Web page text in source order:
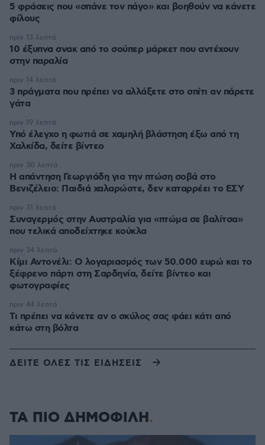
5 φράσεις που «σπάνε τον πάγο» και βοηθούν να κάνετε
φίλους
10 έξυπνα σνακ από το σούπερ μάρκετ που αντέχουν
στην παραλία
πριν 13 λεπτά
3 πράγματα που πρέπει να αλλάξετε στο σπίτι αν πάρετε
γάτα
πριν 14 λεπτά
Υπό έλεγχο η φωτιά σε χαμηλή βλάστηση έξω από τη
Χαλκίδα, δείτε βίντεο
πριν 19 λεπτά
Η απάντηση Γεωργιάδη για την πτώση σοβά στο
Βενιζέλειο: Παιδιά χαλαρώστε, δεν καταρρέει το ΕΣΥ
πριν 30 λεπτά
Συναγερμός στην Αυστραλία για «πτώμα σε βαλίτσα»
που τελικά αποδείχτηκε κούκλα
πριν 31 λεπτά
Κίμι Αντονέλι: Ο λογαριασμός των 50.000 ευρώ και το
ξέφρενο πάρτι στη Σαρδηνία, δείτε βίντεο και
φωτογραφίες
πριν 34 λεπτά
Τι πρέπει να κάνετε αν ο σκύλος σας φάει κάτι από
κάτω στη βόλτα
πριν 44 λεπτά
ΔΕΙΤΕ ΟΛΕΣ ΤΙΣ ΕΙΔΗΣΕΙΣ
ΤΑ ΠΙΟ ΔΗΜΟΦΙΛΗ